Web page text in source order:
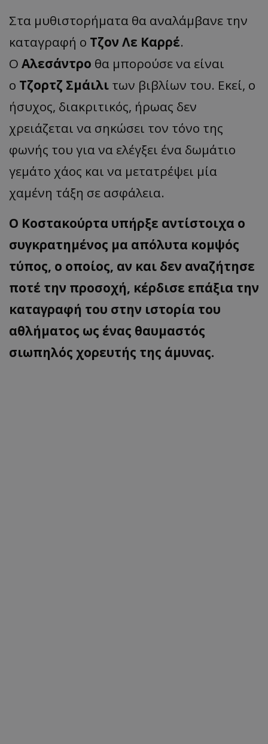
Στα μυθιστορήματα θα αναλάμβανε την
καταγραφή ο Τζον Λε Καρρέ.
Ο Αλεσάντρο θα μπορούσε να είναι
ο Τζορτζ Σμάιλι των βιβλίων του. Εκεί, ο
ήσυχος, διακριτικός, ήρωας δεν
χρειάζεται να σηκώσει τον τόνο της
φωνής του για να ελέγξει ένα δωμάτιο
γεμάτο χάος και να μετατρέψει μία
χαμένη τάξη σε ασφάλεια.
Ο Κοστακούρτα υπήρξε αντίστοιχα ο
συγκρατημένος μα απόλυτα κομψός
τύπος, ο οποίος, αν και δεν αναζήτησε
ποτέ την προσοχή, κέρδισε επάξια την
καταγραφή του στην ιστορία του
αθλήματος ως ένας θαυμαστός
σιωπηλός χορευτής της άμυνας.